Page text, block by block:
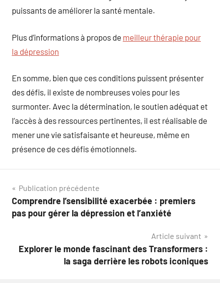
puissants de améliorer la santé mentale.
Plus d’informations à propos de meilleur thérapie pour
la dépression
En somme, bien que ces conditions puissent présenter
des défis, il existe de nombreuses voies pour les
surmonter. Avec la détermination, le soutien adéquat et
l’accès à des ressources pertinentes, il est réalisable de
mener une vie satisfaisante et heureuse, même en
présence de ces défis émotionnels.
Navigation
de
Publication précédente
Comprendre l’sensibilité exacerbée : premiers
pas pour gérer la dépression et l’anxiété
Article suivant
Explorer le monde fascinant des Transformers :
la saga derrière les robots iconiques